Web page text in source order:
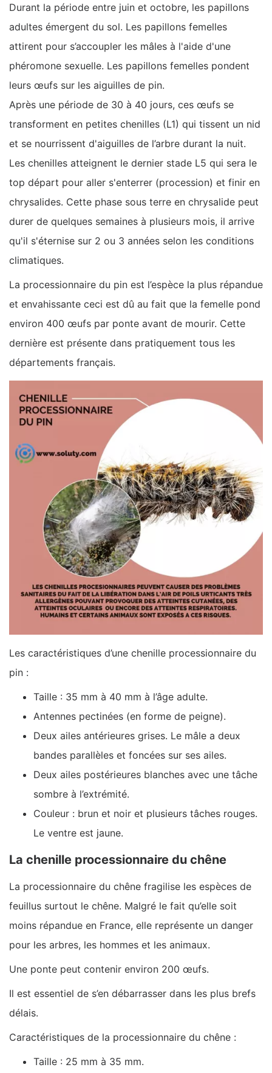
Durant la période entre juin et octobre, les papillons
adultes émergent du sol. Les papillons femelles
attirent pour s’accoupler les mâles à l'aide d'une
phéromone sexuelle. Les papillons femelles pondent
leurs œufs sur les aiguilles de pin.
Après une période de 30 à 40 jours, ces œufs se
transforment en petites chenilles (L1) qui tissent un nid
et se nourrissent d'aiguilles de l’arbre durant la nuit.
Les chenilles atteignent le dernier stade L5 qui sera le
top départ pour aller s'enterrer (procession) et finir en
chrysalides. Cette phase sous terre en chrysalide peut
durer de quelques semaines à plusieurs mois, il arrive
qu'il s'éternise sur 2 ou 3 années selon les conditions
climatiques.
La processionnaire du pin est l’espèce la plus répandue
et envahissante ceci est dû au fait que la femelle pond
environ 400 œufs par ponte avant de mourir. Cette
dernière est présente dans pratiquement tous les
départements français.
Les caractéristiques d’une chenille processionnaire du
pin :
Taille : 35 mm à 40 mm à l’âge adulte.
Antennes pectinées (en forme de peigne).
Deux ailes antérieures grises. Le mâle a deux
bandes parallèles et foncées sur ses ailes.
Deux ailes postérieures blanches avec une tâche
sombre à l’extrémité.
Couleur : brun et noir et plusieurs tâches rouges.
Le ventre est jaune.
La chenille processionnaire du chêne
La processionnaire du chêne fragilise les espèces de
feuillus surtout le chêne. Malgré le fait qu’elle soit
moins répandue en France, elle représente un danger
pour les arbres, les hommes et les animaux.
Une ponte peut contenir environ 200 œufs.
Il est essentiel de s’en débarrasser dans les plus brefs
délais.
Caractéristiques de la processionnaire du chêne :
Taille : 25 mm à 35 mm.